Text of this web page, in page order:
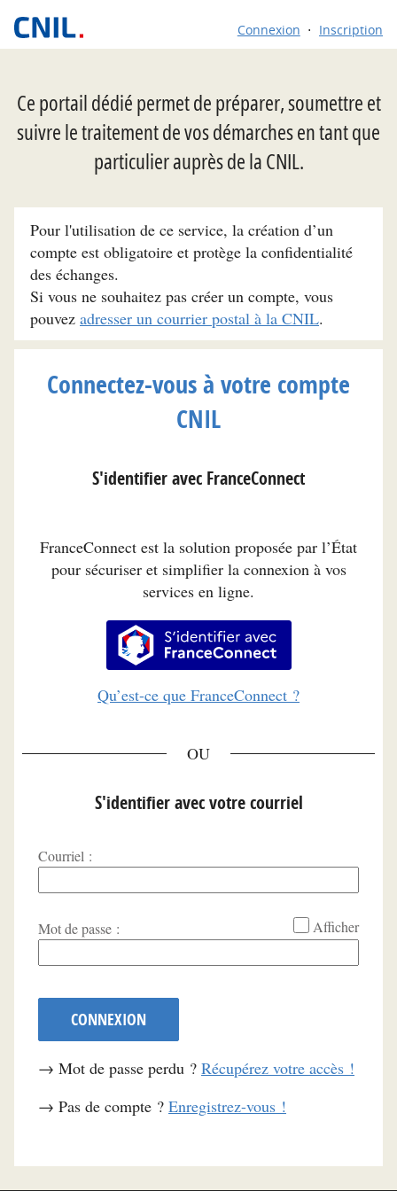
Connexion Inscription
Ce portail dédié permet de préparer, soumettre et
suivre le traitement de vos démarches en tant que
particulier auprès de la CNIL.
Pour l'utilisation de ce service, la création d’un
compte est obligatoire et protège la confidentialité
des échanges.
Si vous ne souhaitez pas créer un compte, vous
pouvez adresser un courrier postal à la CNIL.
Connectez-vous à votre compte
CNIL
S'identifier avec FranceConnect
FranceConnect est la solution proposée par l’État
pour sécuriser et simplifier la connexion à vos
services en ligne.
S’identifier avec
Qu’est-ce que FranceConnect ?
S'identifier avec votre courriel
Courriel :
Mot de passe : Afficher
CONNEXION
→ Mot de passe perdu ? Récupérez votre accès !
→ Pas de compte ? Enregistrez-vous !